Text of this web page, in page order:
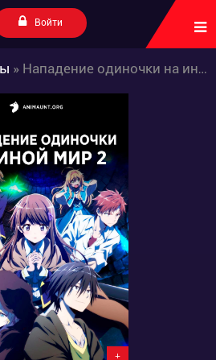
Войти
» Нападение одиночки на иной мир 2
+